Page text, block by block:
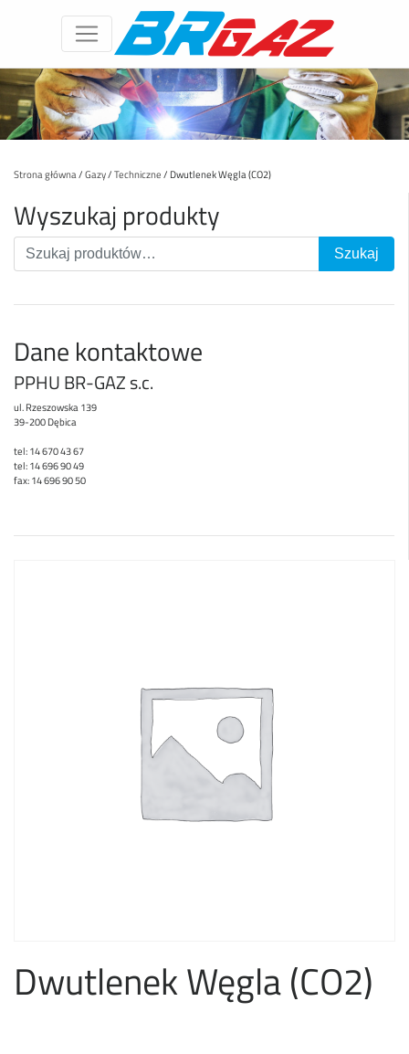
Strona główna/Gazy/Techniczne/ Dwutlenek Węgla (CO2)
Wyszukaj produkty
Dane kontaktowe
PPHU BR-GAZ s.c.
ul. Rzeszowska 139
39-200 Dębica
tel: 14 670 43 67
tel: 14 696 90 49
fax: 14 696 90 50
Dwutlenek Węgla (CO2)